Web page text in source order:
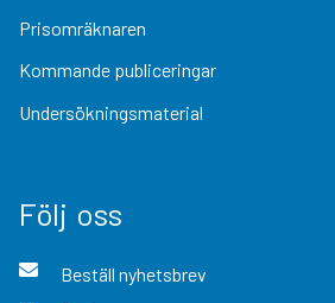
Prisomräknaren
Kommande publiceringar
Undersökningsmaterial
Följ oss
Beställ nyhetsbrev